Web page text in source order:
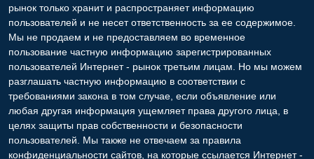
рынок только хранит и распространяет информацию
пользователей и не несет ответственность за ее содержимое.
Мы не продаем и не предоставляем во временное
пользование частную информацию зарегистрированных
пользователей Интернет - рынок третьим лицам. Но мы можем
разглашать частную информацию в соответствии с
требованиями закона в том случае, если объявление или
любая другая информация ущемляет права другого лица, в
целях защиты прав собственности и безопасности
пользователей. Мы также не отвечаем за правила
конфиденциальности сайтов, на которые ссылается Интернет -